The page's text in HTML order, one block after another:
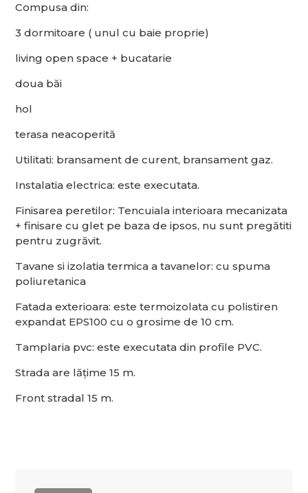
Compusa din:
3 dormitoare ( unul cu baie proprie)
living open space + bucatarie
doua băi
hol
terasa neacoperită
Utilitati: bransament de curent, bransament gaz.
Instalatia electrica: este executata.
Finisarea peretilor: Tencuiala interioara mecanizata
+ finisare cu glet pe baza de ipsos, nu sunt pregătiti
pentru zugrăvit.
Tavane si izolatia termica a tavanelor: cu spuma
poliuretanica
Fatada exterioara: este termoizolata cu polistiren
expandat EPS100 cu o grosime de 10 cm.
Tamplaria pvc: este executata din profile PVC.
Strada are lățime 15 m.
Front stradal 15 m.